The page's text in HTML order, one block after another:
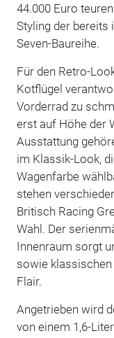
44.000 Euro
Styling der bereits
Seven-Baureihe.
Für den Retro-
Kotflügel
Vorderrad zu
erst auf Höhe der
Ausstattung
im Klassik-Look,
Wagenfarbe
stehen
Britisch Racing
Wahl. Der
Innenraum sorgt
sowie
Flair.
Angetrieben wird
von einem 1,6-